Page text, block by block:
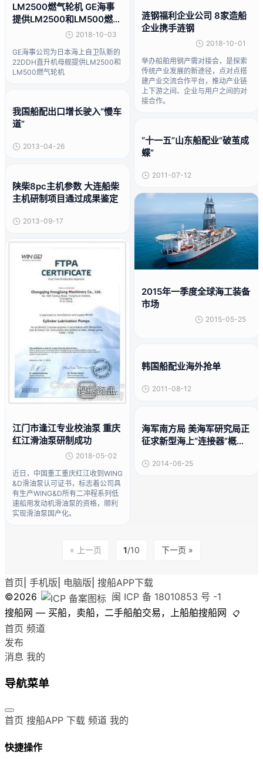
LM2500燃气轮机 GE海事
提供LM2500和LM500燃气
2018-10-03
GE海事公司为日本海上自卫队新的
22DDH直升机母舰提供LM2500和
LM500燃气轮机
我国船配出口增长驶入“慢车
道”
2013-04-26
陕柴8pc主机参数 大连船柴
主机研制项目通过成果鉴定
2013-09-17
江门市逢江专业校油泵 重庆
红江滑油泵研制成功
2018-05-02
近日，中国重工重庆红江收到WING
&D滑油泵认可证书，标志着公司具
有生产WING&D所有二冲程系列低
速船用发动机滑油泵的资格，顺利
实现滑油泵国产化。
涟钢福利企业公司 8家造船
企业携手涟钢
2018-10-01
举办船舶用钢产需对接会，是探索
传统产业发展的新途径，点对点搭
建产业交流合作平台，推动产业链
上下游之间、企业与用户之间的对
接合作。
“十一五”山东船配业“破茧成
蝶”
2011-07-12
2015年一季度全球海工装备
市场
2015-05-25
韩国船配业海外抢单
2011-08-12
海军南方局 美海军研究局正
征求新型海上“连接器”概念
2014-06-25
« 上一页 1/10 下一页 »
首页 手机版 电脑版 搜船APP下载
©2026
闽 ICP 备 18010853 号 -1
搜船网 — 买船，卖船，二手船舶交易，上船舶搜船网
📋
首页 频道
发布
消息 我的
导航菜单
首页 搜船APP 下载 频道 我的
快捷操作